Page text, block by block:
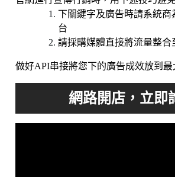
下關鍵字及廣告時請系統商
台
請採購媒體直接將流量整合
做好API串接將您下的廣告成效放到最